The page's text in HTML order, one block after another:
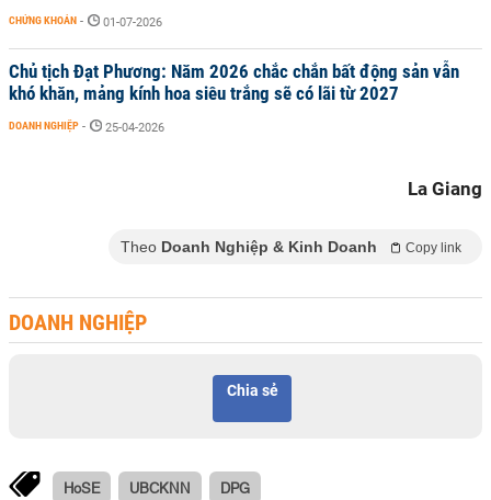
CHỨNG KHOÁN - 01-07-2026
Chủ tịch Đạt Phương: Năm 2026 chắc chắn bất động sản vẫn
khó khăn, mảng kính hoa siêu trắng sẽ có lãi từ 2027
DOANH NGHIỆP - 25-04-2026
La Giang
Theo Doanh Nghiệp & Kinh Doanh Copy link
DOANH NGHIỆP
Chia sẻ
HoSE UBCKNN DPG